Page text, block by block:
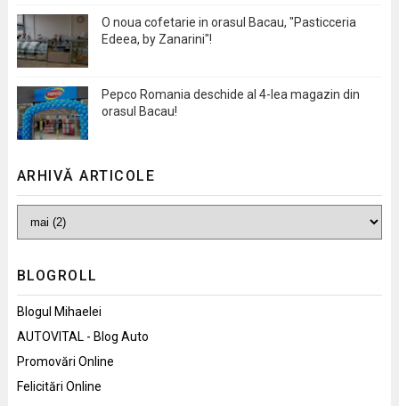
O noua cofetarie in orasul Bacau, "Pasticceria
Edeea, by Zanarini"!
Pepco Romania deschide al 4-lea magazin din
orasul Bacau!
ARHIVĂ ARTICOLE
BLOGROLL
Blogul Mihaelei
AUTOVITAL - Blog Auto
Promovări Online
Felicitări Online